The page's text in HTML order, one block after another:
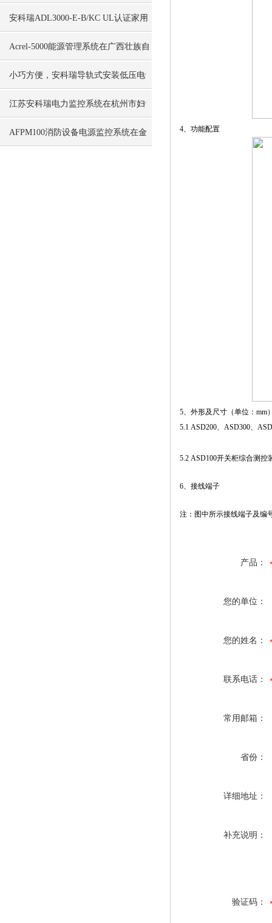
中的应用说明
安科瑞ADL3000-E-B/KC UL认证家用
储能多功能表
Acrel-5000能源管理系统在广西壮族自
治区交通运输厅项目的应用
小巧方便，安科瑞导轨式安装低压电
流互感器强势来袭
江苏安科瑞电力监控系统在杭州市妇
女医院的应用案例分析
AFPM100消防设备电源监控系统在金 4、功能配置
5、外形及尺寸（单位：mm
5.1 ASD200、ASD300
5.2 ASD100开关柜综合测控
6、接线端子
注：图中所示接线端子及编
产品：
您的单位：
您的姓名：
联系电话：
常用邮箱：
省份：
详细地址：
补充说明：
验证码：